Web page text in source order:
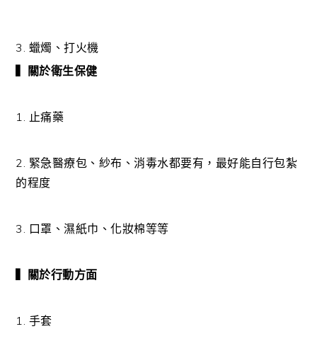
3. 蠟燭、打火機
▍關於衛生保健
1. 止痛藥
2. 緊急醫療包、紗布、消毒水都要有，最好能自行包紮
的程度
3. 口罩、濕紙巾、化妝棉等等
▍關於行動方面
1. 手套